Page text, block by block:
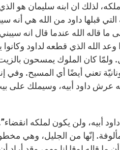
لذلك ان ابنه سليمان هو
قبلها داود من الله هي أنه
الله عندما قال انه سيبني
وعد الله الذي قطعه لداود
ولمّا كان الملوك يمسحون
تعني أيضًا أي المسيح. وفي
عرش داود أبيه، وسيملك على
أبيه، ولن يكون لملكه
إنّها من الجليل، وهي